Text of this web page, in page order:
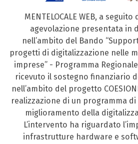
MENTELOCALE WEB, a
agevolazione presentata in
nell’ambito del Bando
progetti di digitalizzazione nelle
imprese” - Programma Regionale
ricevuto il sostegno finanziario
nell’ambito del progetto
realizzazione di un programma
miglioramento della
L’intervento ha riguardato
infrastrutture hardware e